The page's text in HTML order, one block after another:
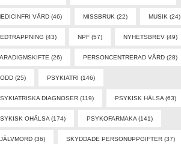
VÅRD (46) MISSBRUK (22) MUSIK (24)
(43) NPF (57) NYHETSBREV (49)
(26) PERSONCENTRERAD VÅRD (28)
(25) PSYKIATRI (146)
DIAGNOSER (119) PSYKISK HÄLSA (63)
OHÄLSA (174) PSYKOFARMAKA (141)
(36) SKYDDADE PERSONUPPGIFTER (37)